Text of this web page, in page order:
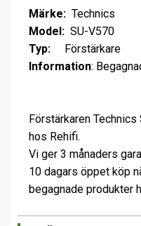
Märke: Technics
Model: SU-V570
Typ:
Förstärkare
Information:
Förstärkaren
hos Rehifi.
Vi ger 3 månaders
10 dagars öppet köp
begagnade produkter